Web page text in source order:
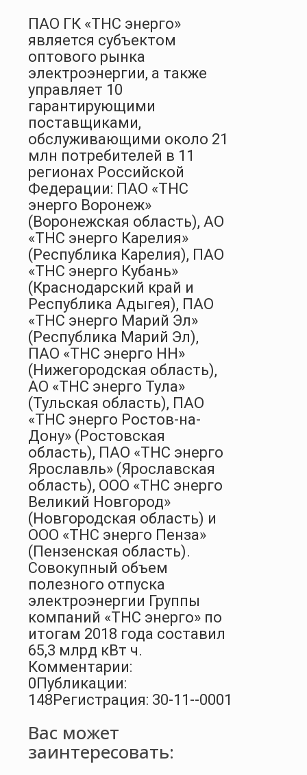
ПАО ГК «ТНС энерго»
является субъектом
оптового рынка
электроэнергии, а также
управляет 10
гарантирующими
поставщиками,
обслуживающими около 21
млн потребителей в 11
регионах Российской
Федерации: ПАО «ТНС
энерго Воронеж»
(Воронежская область), АО
«ТНС энерго Карелия»
(Республика Карелия), ПАО
«ТНС энерго Кубань»
(Краснодарский край и
Республика Адыгея), ПАО
«ТНС энерго Марий Эл»
(Республика Марий Эл),
ПАО «ТНС энерго НН»
(Нижегородская область),
АО «ТНС энерго Тула»
(Тульская область), ПАО
«ТНС энерго Ростов-на-
Дону» (Ростовская
область), ПАО «ТНС энерго
Ярославль» (Ярославская
область), ООО «ТНС энерго
Великий Новгород»
(Новгородская область) и
ООО «ТНС энерго Пенза»
(Пензенская область).
Совокупный объем
полезного отпуска
электроэнергии Группы
компаний «ТНС энерго» по
итогам 2018 года составил
65,3 млрд кВт ч.
Комментарии:
0Публикации:
148Регистрация: 30-11--0001
Вас может
заинтересовать: